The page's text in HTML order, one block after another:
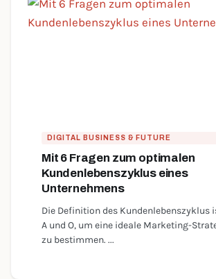
DIGITAL BUSINESS & FUTURE
Mit 6 Fragen zum optimalen
Kundenlebenszyklus eines
Unternehmens
Die Definition des Kundenlebenszyklus
A und O, um eine ideale Marketing-
zu bestimmen. ...